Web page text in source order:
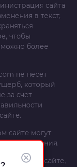
сайта
в текст,
чтобы
более
не несет
который
за счет
сайте могут
уведомления.
на сайте,